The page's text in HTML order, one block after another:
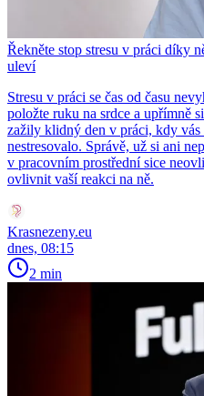
Řekněte stop stresu v práci díky
uleví
Stresu v práci se čas od času
položte ruku na srdce a upřímně
zažily klidný den v práci, kdy
nestresovalo. Správě, už si ani
v pracovním prostřední sice
ovlivnit vaší reakci na ně.
Krasnezeny.eu
dnes, 08:15
2 min